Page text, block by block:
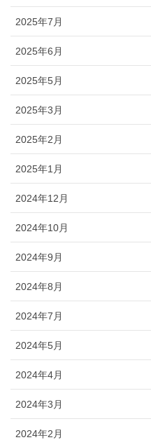
2025年7月
2025年6月
2025年5月
2025年3月
2025年2月
2025年1月
2024年12月
2024年10月
2024年9月
2024年8月
2024年7月
2024年5月
2024年4月
2024年3月
2024年2月